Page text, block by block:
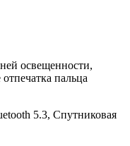
освещенности,
пальца
5.3, Спутниковая